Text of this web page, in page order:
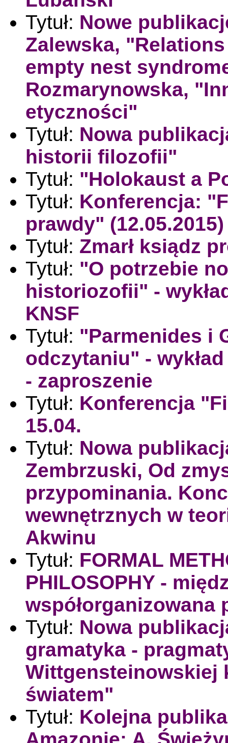
Tytuł: Nowe
Zalewska,
empty nest
Rozmarynowska,
etyczności"
Tytuł: Nowa
historii filozofii"
Tytuł: "Holokaust a
Tytuł: Konferencja:
prawdy"
Tytuł: Zmarł ksiądz
Tytuł: "O potrzebie
historiozofii" -
KNSF
Tytuł: "Parmenides i
odczytaniu" -
- zaproszenie
Tytuł: Konferencja
15.04.
Tytuł: Nowa
Zembrzuski, Od
przypominania.
wewnętrznych w
Akwinu
Tytuł: FORMAL
PHILOSOPHY -
współorganizowana
Tytuł: Nowa
gramatyka -
Wittgensteinowskiej
światem"
Tytuł: Kolejna